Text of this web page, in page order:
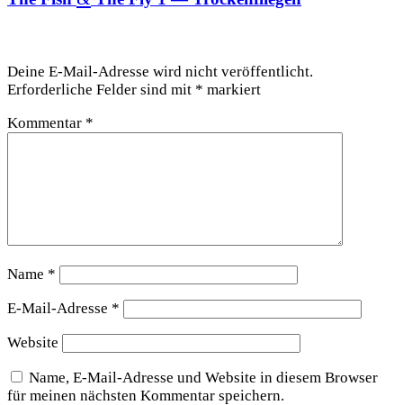
Deine E-Mail-Adresse wird nicht veröffentlicht.
Erforderliche Felder sind mit * markiert
Kommentar *
Name *
E-Mail-Adresse *
Website
Name, E-Mail-Adresse und Website in diesem Browser
für meinen nächsten Kommentar speichern.